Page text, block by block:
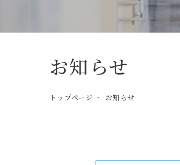
お知らせ
トップページ お知らせ